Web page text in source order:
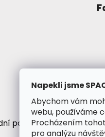
Napekli jsme
Abychom vám
webu, používáme
Procházením
pro analýzu
podmínky ● Podmínky